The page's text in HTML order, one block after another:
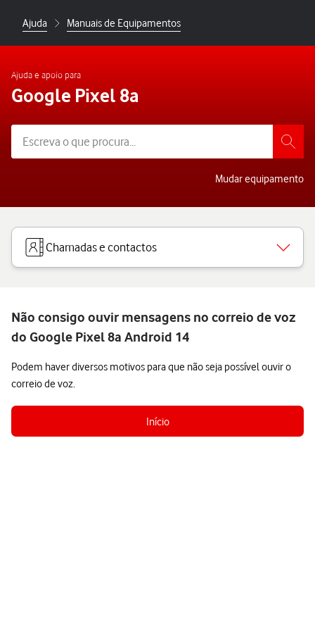
Ajuda Manuais de Equipamentos
Ajuda e apoio para
Google Pixel 8a
Mudar equipamento
Chamadas e contactos
Não consigo ouvir mensagens no correio de voz
do Google Pixel 8a Android 14
Podem haver diversos motivos para que não seja possível ouvir o
correio de voz.
Início